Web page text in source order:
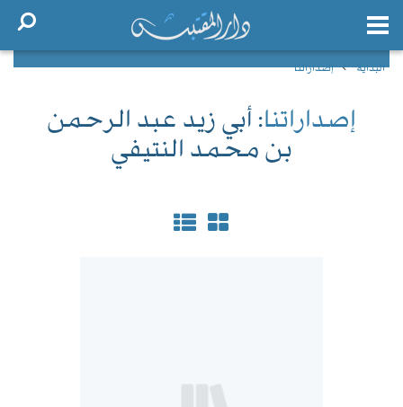
البداية إصداراتنا
إصداراتنا: أبي زيد عبد الرحمن
بن محمد النتيفي